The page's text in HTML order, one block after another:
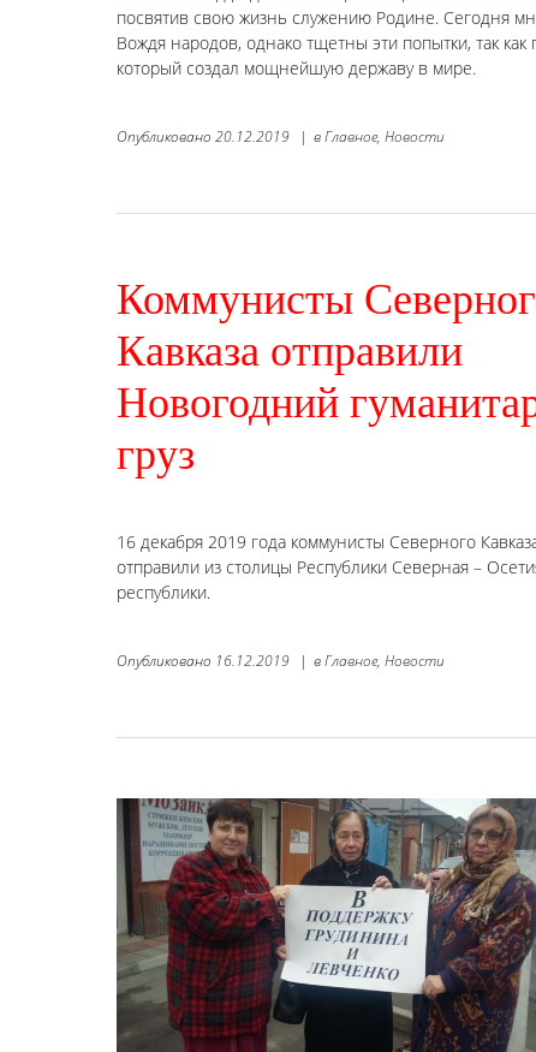
посвятив свою жизнь служению Родине. Сегодня
Вождя народов, однако тщетны эти попытки, так как
который создал мощнейшую державу в мире.
Опубликовано 20.12.2019 | вГлавное, Новости
Коммунисты
Кавказа отправили
Новогодний
груз
16 декабря 2019 года коммунисты Северного
отправили из столицы Республики Северная –
республики.
Опубликовано 16.12.2019 | вГлавное, Новости